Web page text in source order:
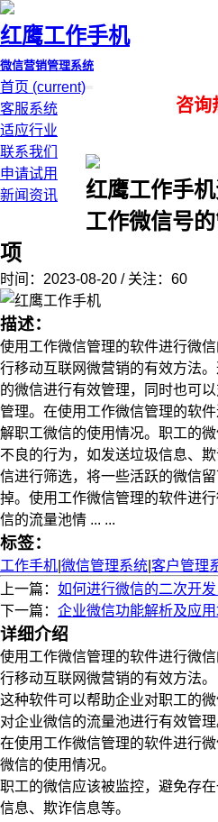
红鹰工作手机
微信营销管理系统
首页 (current)
客服系统
适应行业
联系我们
申请试用
新闻资讯
咨询
红鹰工作手
工作微信号
项
时间：2023-08-20 / 关注：60
描述：
使用工作微信管理的软件进行微
行移动互联网微营销的有效方法
的微信进行有效管理，同时也可
管理。在使用工作微信管理的软
解职工微信的使用情况。职工的
不良的行为，如发送垃圾信息、
信进行筛选，将一些活跃的微信
掉。使用工作微信管理的软件进
信的流量池情 ... ...
标签：
工作手机 微信管理系统 客户管理
上一篇： 如何进行微信的二次开
下一篇： 企业微信功能解析及应
详细介绍
使用工作微信管理的软件进行微
行移动互联网微营销的有效方法。
这种软件可以帮助企业对职工的
对企业微信的流量池进行有效管理
在使用工作微信管理的软件进行
微信的使用情况。
职工的微信应该被监控，避免存
信息、欺诈信息等。